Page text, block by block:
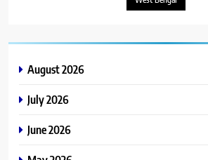
August 2026
July 2026
June 2026